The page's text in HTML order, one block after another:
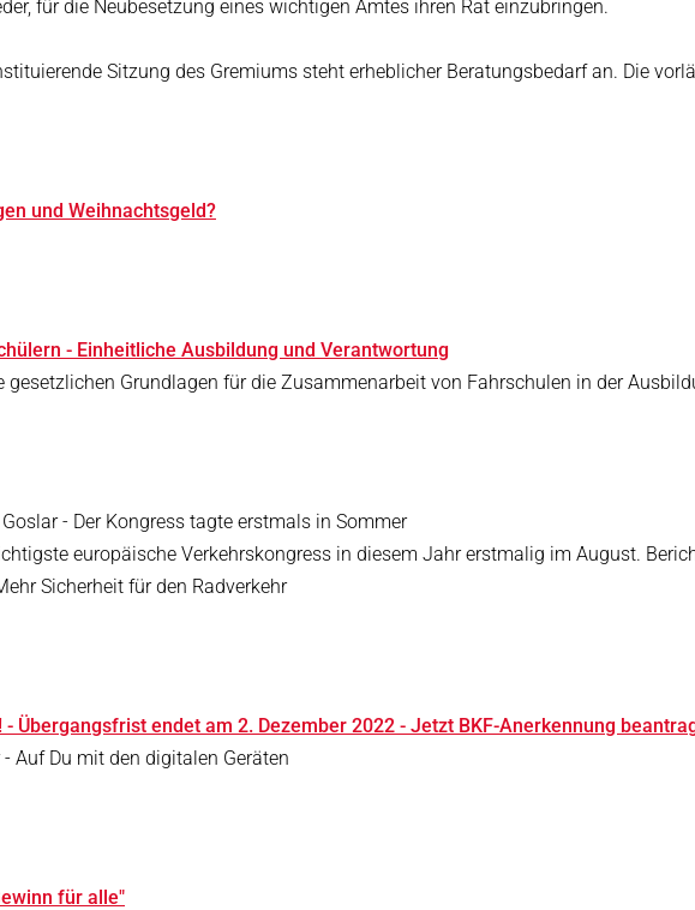
für die Neubesetzung eines wichtigen Amtes ihren Rat einzubringen.
Sitzung des Gremiums steht erheblicher Beratungsbedarf an. Die
und Weihnachtsgeld?
- Einheitliche Ausbildung und Verantwortung
Grundlagen für die Zusammenarbeit von Fahrschulen in der
- Der Kongress tagte erstmals in Sommer
europäische Verkehrskongress in diesem Jahr erstmalig im August.
Sicherheit für den Radverkehr
- Übergangsfrist endet am 2. Dezember 2022 - Jetzt BKF-Anerkennung
Auf Du mit den digitalen Geräten
für alle"